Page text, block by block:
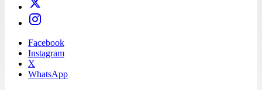
Facebook
Instagram
X
WhatsApp